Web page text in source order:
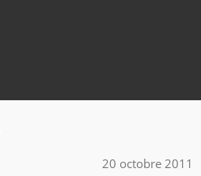
20 octobre 2011